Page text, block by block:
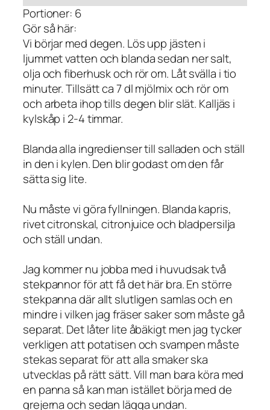
Portioner: 6
Gör så här:
Vi börjar med degen. Lös upp jästen i
ljummet vatten och blanda sedan ner salt,
olja och fiberhusk och rör om. Låt svälla i tio
minuter. Tillsätt ca 7 dl mjölmix och rör om
och arbeta ihop tills degen blir slät. Kalljäs i
kylskåp i 2-4 timmar.
Blanda alla ingredienser till salladen och ställ
in den i kylen. Den blir godast om den får
sätta sig lite.
Nu måste vi göra fyllningen. Blanda kapris,
rivet citronskal, citronjuice och bladpersilja
och ställ undan.
Jag kommer nu jobba med i huvudsak två
stekpannor för att få det här bra. En större
stekpanna där allt slutligen samlas och en
mindre i vilken jag fräser saker som måste gå
separat. Det låter lite åbäkigt men jag tycker
verkligen att potatisen och svampen måste
stekas separat för att alla smaker ska
utvecklas på rätt sätt. Vill man bara köra med
en panna så kan man istället börja med de
grejerna och sedan lägga undan.